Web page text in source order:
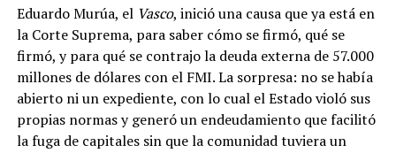
Eduardo Murúa, el Vasco, inició una causa que ya está en
la Corte Suprema, para saber cómo se firmó, qué se
firmó, y para qué se contrajo la deuda externa de 57.000
millones de dólares con el FMI. La sorpresa: no se había
abierto ni un expediente, con lo cual el Estado violó sus
propias normas y generó un endeudamiento que facilitó
la fuga de capitales sin que la comunidad tuviera un